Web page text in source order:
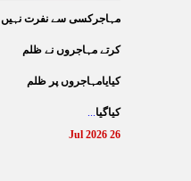
مہاجرکسی سے نفرت نہیں
کرتے مہاجروں نے ظلم
کیایامہاجروں پر ظلم
کیاگیا...
26 Jul 2026